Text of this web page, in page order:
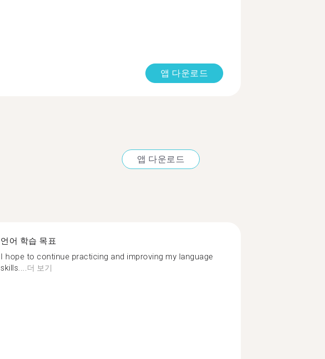
앱 다운로드
앱 다운로드
언어 학습 목표
I hope to continue practicing and improving my language
skills.... 더 보기